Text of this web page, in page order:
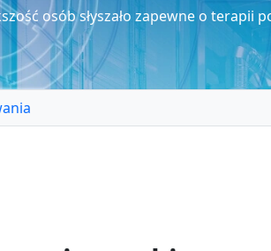
osób słyszało zapewne o terapii